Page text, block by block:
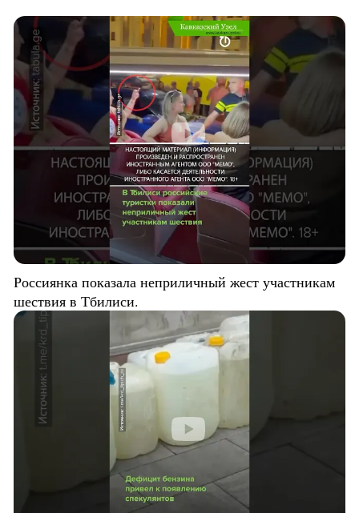
Россиянка показала неприличный жест участникам
шествия в Тбилиси.